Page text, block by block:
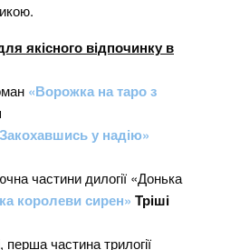
якісного відпочинку в
«Ворожка на таро з
у надію»
частини дилогії «Донька
королеви сирен» Тріші
частина трилогії